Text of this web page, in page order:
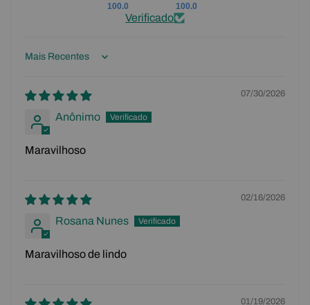
100.0 100.0
Verificado
Sort by
07/30/2026
Anônimo
Maravilhoso
02/16/2026
Rosana Nunes
Maravilhoso de lindo
01/19/2026